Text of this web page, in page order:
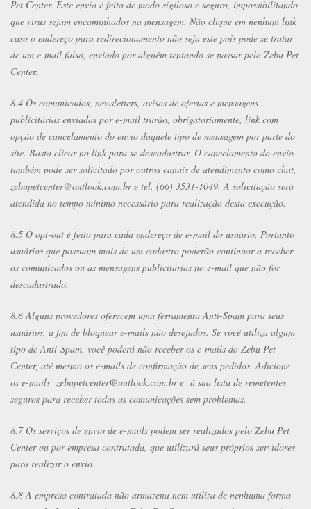
Pet Center. Este envio é feito de modo sigiloso e seguro, impossibilitando
que vírus sejam encaminhados na mensagem. Não clique em nenhum link
caso o endereço para redirecionamento não seja este pois pode se tratar
de um e-mail falso, enviado por alguém tentando se passar pelo Zebu Pet
Center.
8.4 Os comunicados, newsletters, avisos de ofertas e mensagens
publicitárias enviadas por e-mail trarão, obrigatoriamente, link com
opção de cancelamento do envio daquele tipo de mensagem por parte do
site. Basta clicar no link para se descadastrar. O cancelamento do envio
também pode ser solicitado por outros canais de atendimento como chat,
zebupetcenter@outlook.com.br e tel. (66) 3531-1049. A solicitação será
atendida no tempo mínimo necessário para realização desta execução.
8.5 O opt-out é feito para cada endereço de e-mail do usuário. Portanto
usuários que possuam mais de um cadastro poderão continuar a receber
os comunicados ou as mensagens publicitárias no e-mail que não for
descadastrado.
8.6 Alguns provedores oferecem uma ferramenta Anti-Spam para seus
usuários, a fim de bloquear e-mails não desejados. Se você utiliza algum
tipo de Anti-Spam, você poderá não receber os e-mails do Zebu Pet
Center, até mesmo os e-mails de confirmação de seus pedidos. Adicione
os e-mails zebupetcenter@outlook.com.br e à sua lista de remetentes
seguros para receber todas as comunicações sem problemas.
8.7 Os serviços de envio de e-mails podem ser realizados pelo Zebu Pet
Center ou por empresa contratada, que utilizará seus próprios servidores
para realizar o envio.
8.8 A empresa contratada não armazena nem utiliza de nenhuma forma